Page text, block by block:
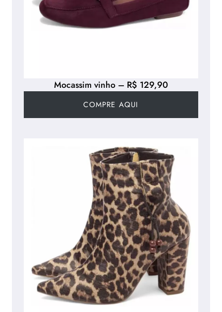
Mocassim vinho – R$ 129,90
COMPRE AQUI